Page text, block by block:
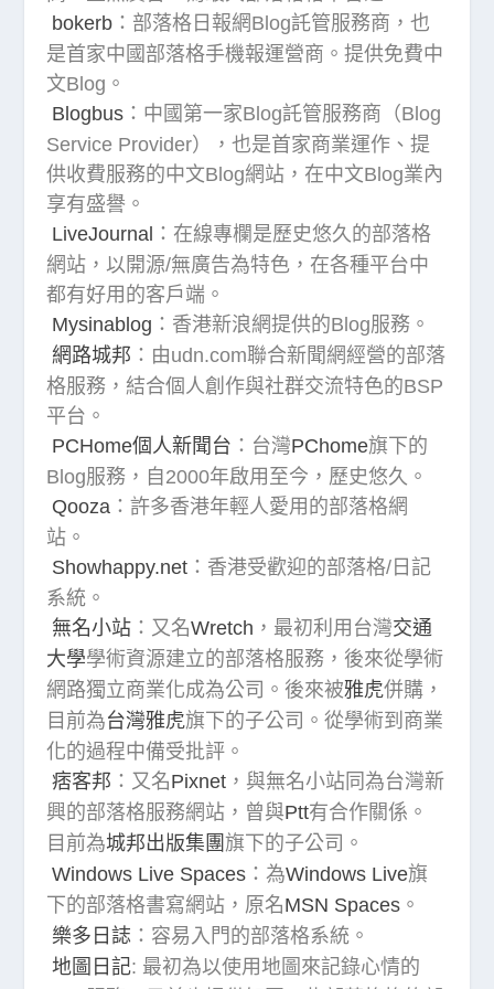
bokerb ：部落格日報網Blog託管服務商，也
是首家中國部落格手機報運營商。提供免費中
文Blog。
Blogbus ：中國第一家Blog託管服務商（Blog
Service Provider），也是首家商業運作、提
供收費服務的中文Blog網站，在中文Blog業內
享有盛譽。
LiveJournal ：在線專欄是歷史悠久的部落格
網站，以開源/無廣告為特色，在各種平台中
都有好用的客戶端。
Mysinablog ：香港新浪網提供的Blog服務。
網路城邦 ：由udn.com聯合新聞網經營的部落
格服務，結合個人創作與社群交流特色的BSP
平台。
PCHome個人新聞台 ：台灣PChome旗下的
Blog服務，自2000年啟用至今，歷史悠久。
Qooza ：許多香港年輕人愛用的部落格網
站。
Showhappy.net ：香港受歡迎的部落格/日記
系統。
無名小站 ：又名Wretch ，最初利用台灣交通
大學學術資源建立的部落格服務，後來從學術
網路獨立商業化成為公司。後來被雅虎併購，
目前為台灣雅虎旗下的子公司。從學術到商業
化的過程中備受批評。
痞客邦 ：又名Pixnet ，與無名小站同為台灣新
興的部落格服務網站，曾與Ptt有合作關係。
目前為城邦出版集團旗下的子公司。
Windows Live Spaces ：為Windows Live旗
下的部落格書寫網站，原名MSN Spaces 。
樂多日誌 ：容易入門的部落格系統。
地圖日記: 最初為以使用地圖來記錄心情的